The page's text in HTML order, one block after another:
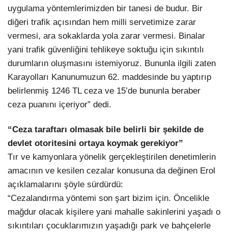
uygulama yöntemlerimizden bir tanesi de budur. Bir
diğeri trafik açısından hem milli servetimize zarar
vermesi, ara sokaklarda yola zarar vermesi. Binalar
yani trafik güvenliğini tehlikeye soktuğu için sıkıntılı
durumların oluşmasını istemiyoruz. Bununla ilgili zaten
Karayolları Kanunumuzun 62. maddesinde bu yaptırıp
belirlenmiş 1246 TL ceza ve 15’de bununla beraber
ceza puanını içeriyor” dedi.
“Ceza taraftarı olmasak bile belirli bir şekilde de
devlet otoritesini ortaya koymak gerekiyor”
Tır ve kamyonlara yönelik gerçekleştirilen denetimlerin
amacının ve kesilen cezalar konusuna da değinen Erol
açıklamalarını şöyle sürdürdü:
“Cezalandırma yöntemi son şart bizim için. Öncelikle
mağdur olacak kişilere yani mahalle sakinlerini yaşadı o
sıkıntıları çocuklarımızın yaşadığı park ve bahçelerle